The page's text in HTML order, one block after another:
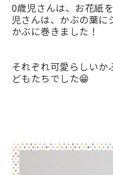
0歳児さんは、お花紙
児さんは、かぶの葉
かぶに巻きました！
それぞれ可愛らしい
どもたちでした😁